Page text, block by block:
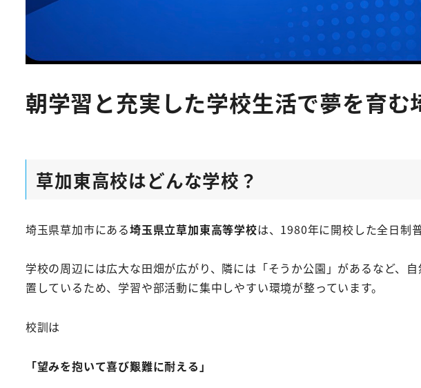
朝学習と充実した学校生活で夢を育む
草加東高校はどんな学校？
埼玉県草加市にある埼玉県立草加東高等学校は、1980年に開校した全日制
学校の周辺には広大な田畑が広がり、隣には「そうか公園」があるなど、
置しているため、学習や部活動に集中しやすい環境が整っています。
校訓は
「望みを抱いて喜び艱難に耐える」